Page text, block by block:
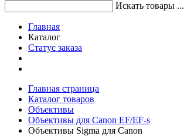
Искать товары ...
Главная
Каталог
Статус заказа
Главная страница
Каталог товаров
Объективы
Объективы для Canon EF/EF-s
Объективы Sigma для Canon